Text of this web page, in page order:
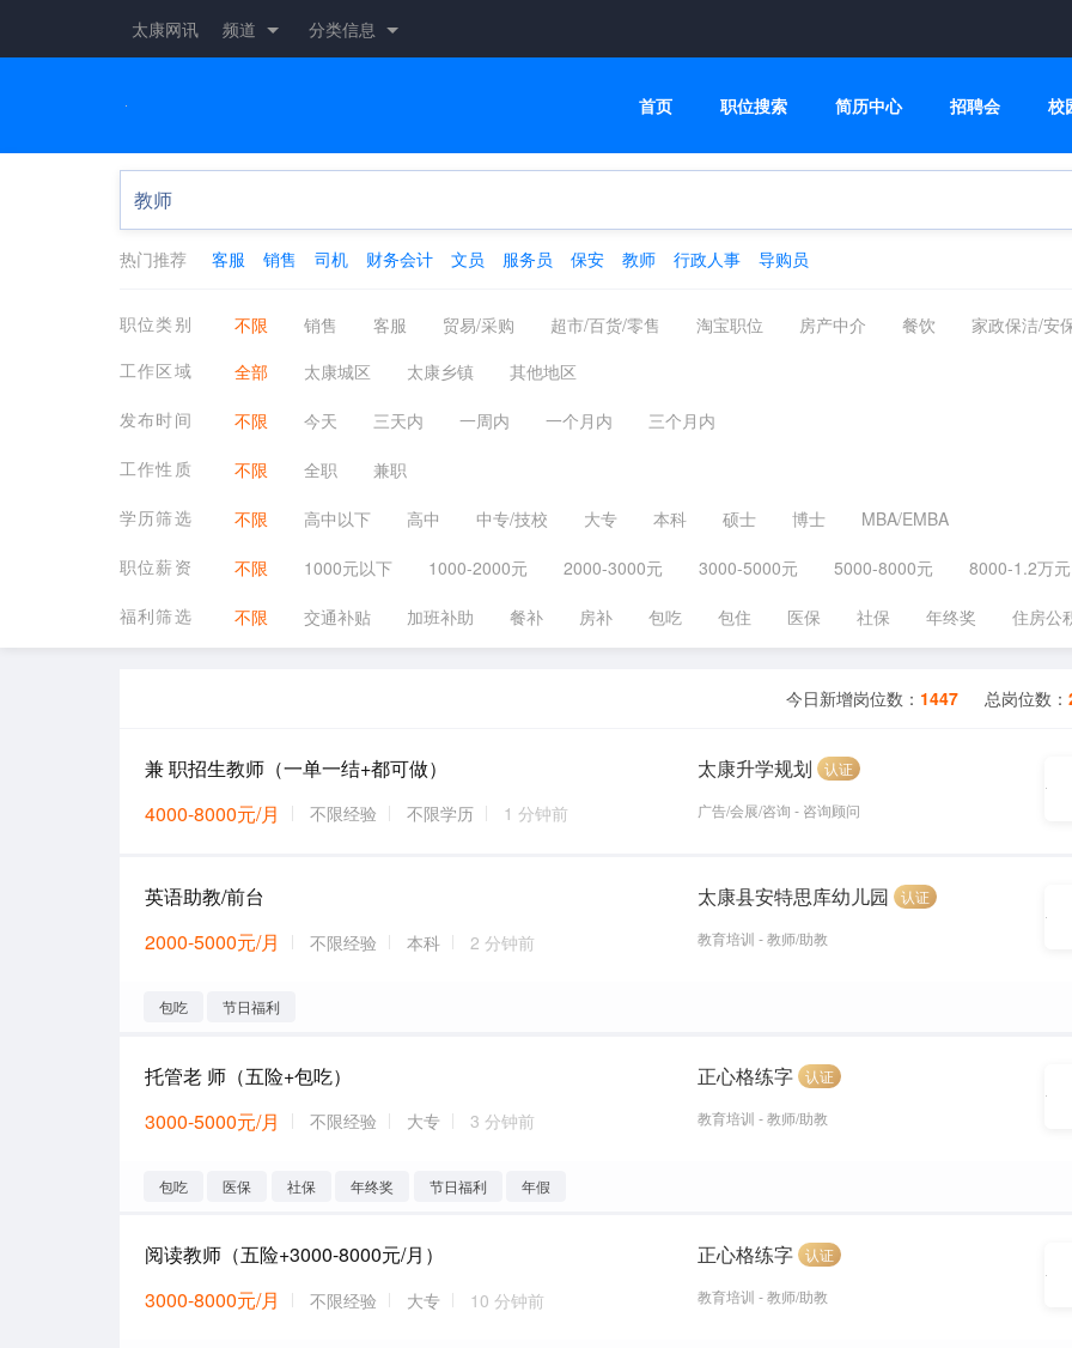
太康网讯 频道 分类信息
首页 职位搜索 简历中心 招聘会 校
热门推荐 客服 销售 司机 财务会计 文员 服务员 保安 教师 行政人事 导购员
职位类别 不限 销售 客服 贸易/采购 超市/百货/零售 淘宝职位 房产中介 餐饮
家政保洁/安
摄影影视
娱乐/休闲 保健按摩 运动健身
工作区域 全部 太康城区 太康乡镇
其他地区
发布时间
不限 今天 三天内 一周内 一个月内
三个月内
工作性质
不限 全职
兼职
学历筛选
不限 高中以下 高中 中专/技校 大专 本科 硕士 博士
MBA/EMBA
职位薪资
不限 1000元以下 1000-2000元 2000-3000元 3000-5000元 5000-8000元
8000-1.2万元
福利筛选
不限 交通补贴 加班补助 餐补 房补 包吃 包住 医保 社保 年终奖 住房公
今日新增岗位数： 1447 总岗位数：
兼 职招生教师（一单一结+都可做）
4000-8000元/月
不限经验 不限学历 1 分钟前
太康升学规划 认证
广告/会展/咨询 - 咨询顾问
英语助教/前台
2000-5000元/月
不限经验 本科 2 分钟前
太康县安特思库幼儿园 认证
教育培训 - 教师/助教
包吃 节日福利
托管老 师（五险+包吃）
3000-5000元/月
不限经验 大专 3 分钟前
正心格练字 认证
教育培训 - 教师/助教
包吃 医保 社保 年终奖 节日福利 年假
阅读教师（五险+3000-8000元/月）
3000-8000元/月
不限经验 大专 10 分钟前
正心格练字 认证
教育培训 - 教师/助教